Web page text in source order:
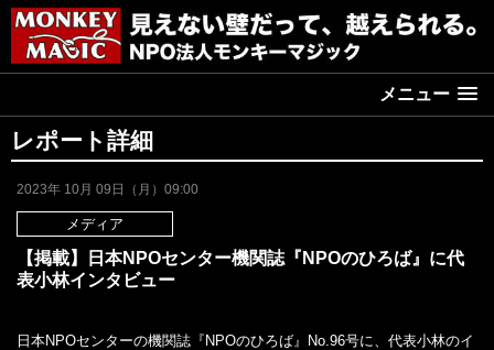
メニュー
レポート詳細
2023年 10月 09日（月）09:00
メディア
【掲載】日本NPOセンター機関誌『NPOのひろば』に代
表小林インタビュー
日本NPOセンターの機関誌『NPOのひろば』No.96号に、代表小林のイ